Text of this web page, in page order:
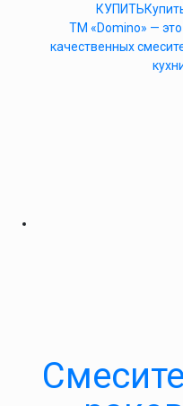
КУПИТЬ
ТМ «Domino» —
качественных